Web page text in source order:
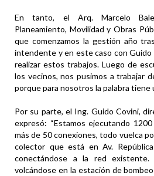
En tanto, el Arq. Marcelo
Planeamiento, Movilidad y Obras
que comenzamos la gestión año
intendente y en este caso con Guido
realizar estos trabajos. Luego de
los vecinos, nos pusimos a trabajar
porque para nosotros la palabra tiene
Por su parte, el Ing. Guido Covini,
expresó: “Estamos ejecutando
más de 50 conexiones, todo vuelca
colector que está en Av.
conectándose a la red
volcándose en la estación de